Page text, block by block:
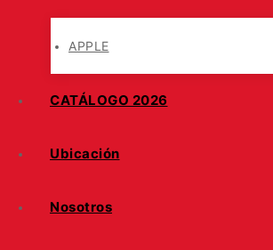
APPLE
CATÁLOGO 2026
Ubicación
Nosotros